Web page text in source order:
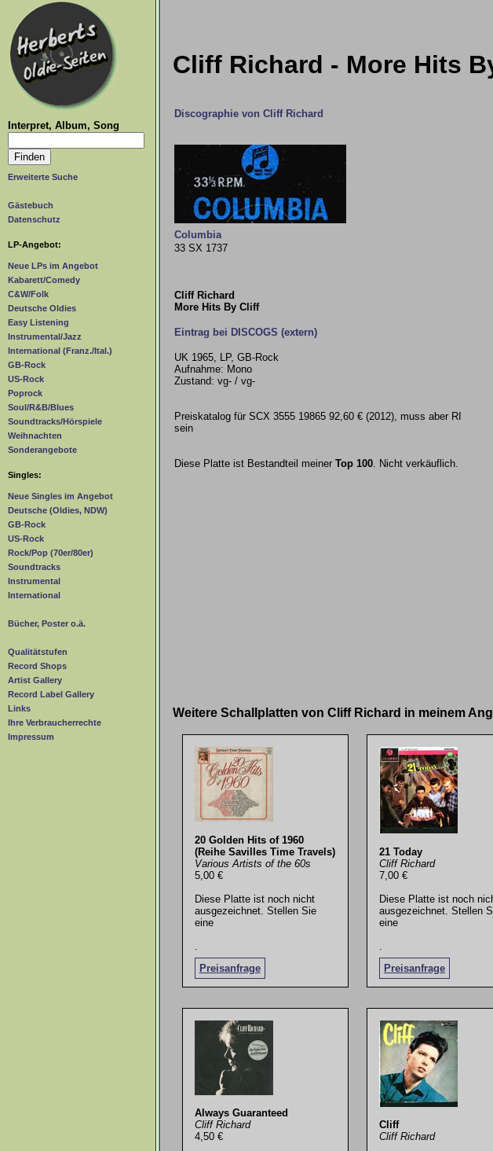
Interpret, Album, Song
Erweiterte Suche
Gästebuch
Datenschutz
LP-Angebot:
Neue LPs im Angebot
Kabarett/Comedy
C&W/Folk
Deutsche Oldies
Easy Listening
Instrumental/Jazz
International (Franz./Ital.)
GB-Rock
US-Rock
Poprock
Soul/R&B/Blues
Soundtracks/Hörspiele
Weihnachten
Sonderangebote
Singles:
Neue Singles im Angebot
Deutsche (Oldies, NDW)
GB-Rock
US-Rock
Rock/Pop (70er/80er)
Soundtracks
Instrumental
International
Bücher, Poster o.ä.
Qualitätstufen
Record Shops
Artist Gallery
Record Label Gallery
Links
Ihre Verbraucherrechte
Impressum
Cliff Richard - More Hits
Discographie von Cliff Richard
Columbia
33 SX 1737
Cliff Richard
More Hits By Cliff
Eintrag bei DISCOGS (extern)
UK 1965, LP, GB-Rock
Aufnahme: Mono
Zustand: vg- / vg-
Preiskatalog für SCX 3555 19865 92,60 € (2012), muss aber RI
sein
Diese Platte ist Bestandteil meiner Top 100. Nicht verkäuflich.
Weitere Schallplatten von Cliff Richard in meinem
20 Golden Hits of 1960
(Reihe Savilles Time Travels)
Various Artists of the 60s
5,00 €
Diese Platte ist noch nicht
ausgezeichnet. Stellen Sie
eine
Preisanfrage
21 Today
Cliff Richard
7,00 €
Diese Platte ist noch
ausgezeichnet. Stellen
eine
Preisanfrage
Always Guaranteed
Cliff Richard
4,50 €
Cliff
Cliff Richard